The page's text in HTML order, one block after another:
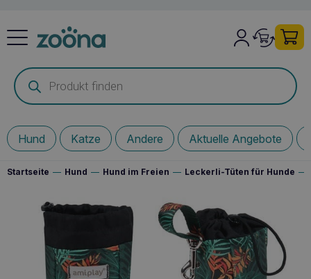
Products
search
Hund Katze Andere Aktuelle Angebote
Startseite — Hund — Hund im Freien — Leckerli-Tüten für Hunde —